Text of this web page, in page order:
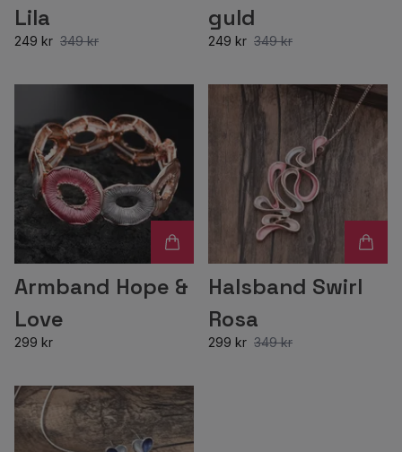
Lila
249 kr 349 kr
guld
249 kr 349 kr
Armband Hope &
Love
299 kr
Halsband Swirl
Rosa
299 kr 349 kr